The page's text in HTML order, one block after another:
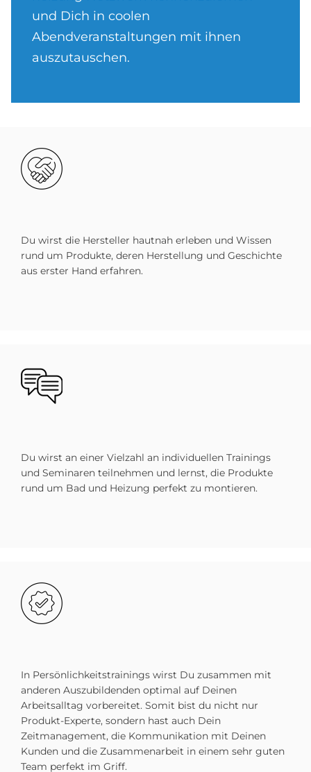
und Dich in coolen
Abendveranstaltungen mit ihnen
auszutauschen.
Bild
Du wirst die Hersteller hautnah erleben und Wissen
rund um Produkte, deren Herstellung und Geschichte
aus erster Hand erfahren.
Bild
Du wirst an einer Vielzahl an individuellen Trainings
und Seminaren teilnehmen und lernst, die Produkte
rund um Bad und Heizung perfekt zu montieren.
Bild
In Persönlichkeitstrainings wirst Du zusammen mit
anderen Auszubildenden optimal auf Deinen
Arbeitsalltag vorbereitet. Somit bist du nicht nur
Produkt-Experte, sondern hast auch Dein
Zeitmanagement, die Kommunikation mit Deinen
Kunden und die Zusammenarbeit in einem sehr guten
Team perfekt im Griff.